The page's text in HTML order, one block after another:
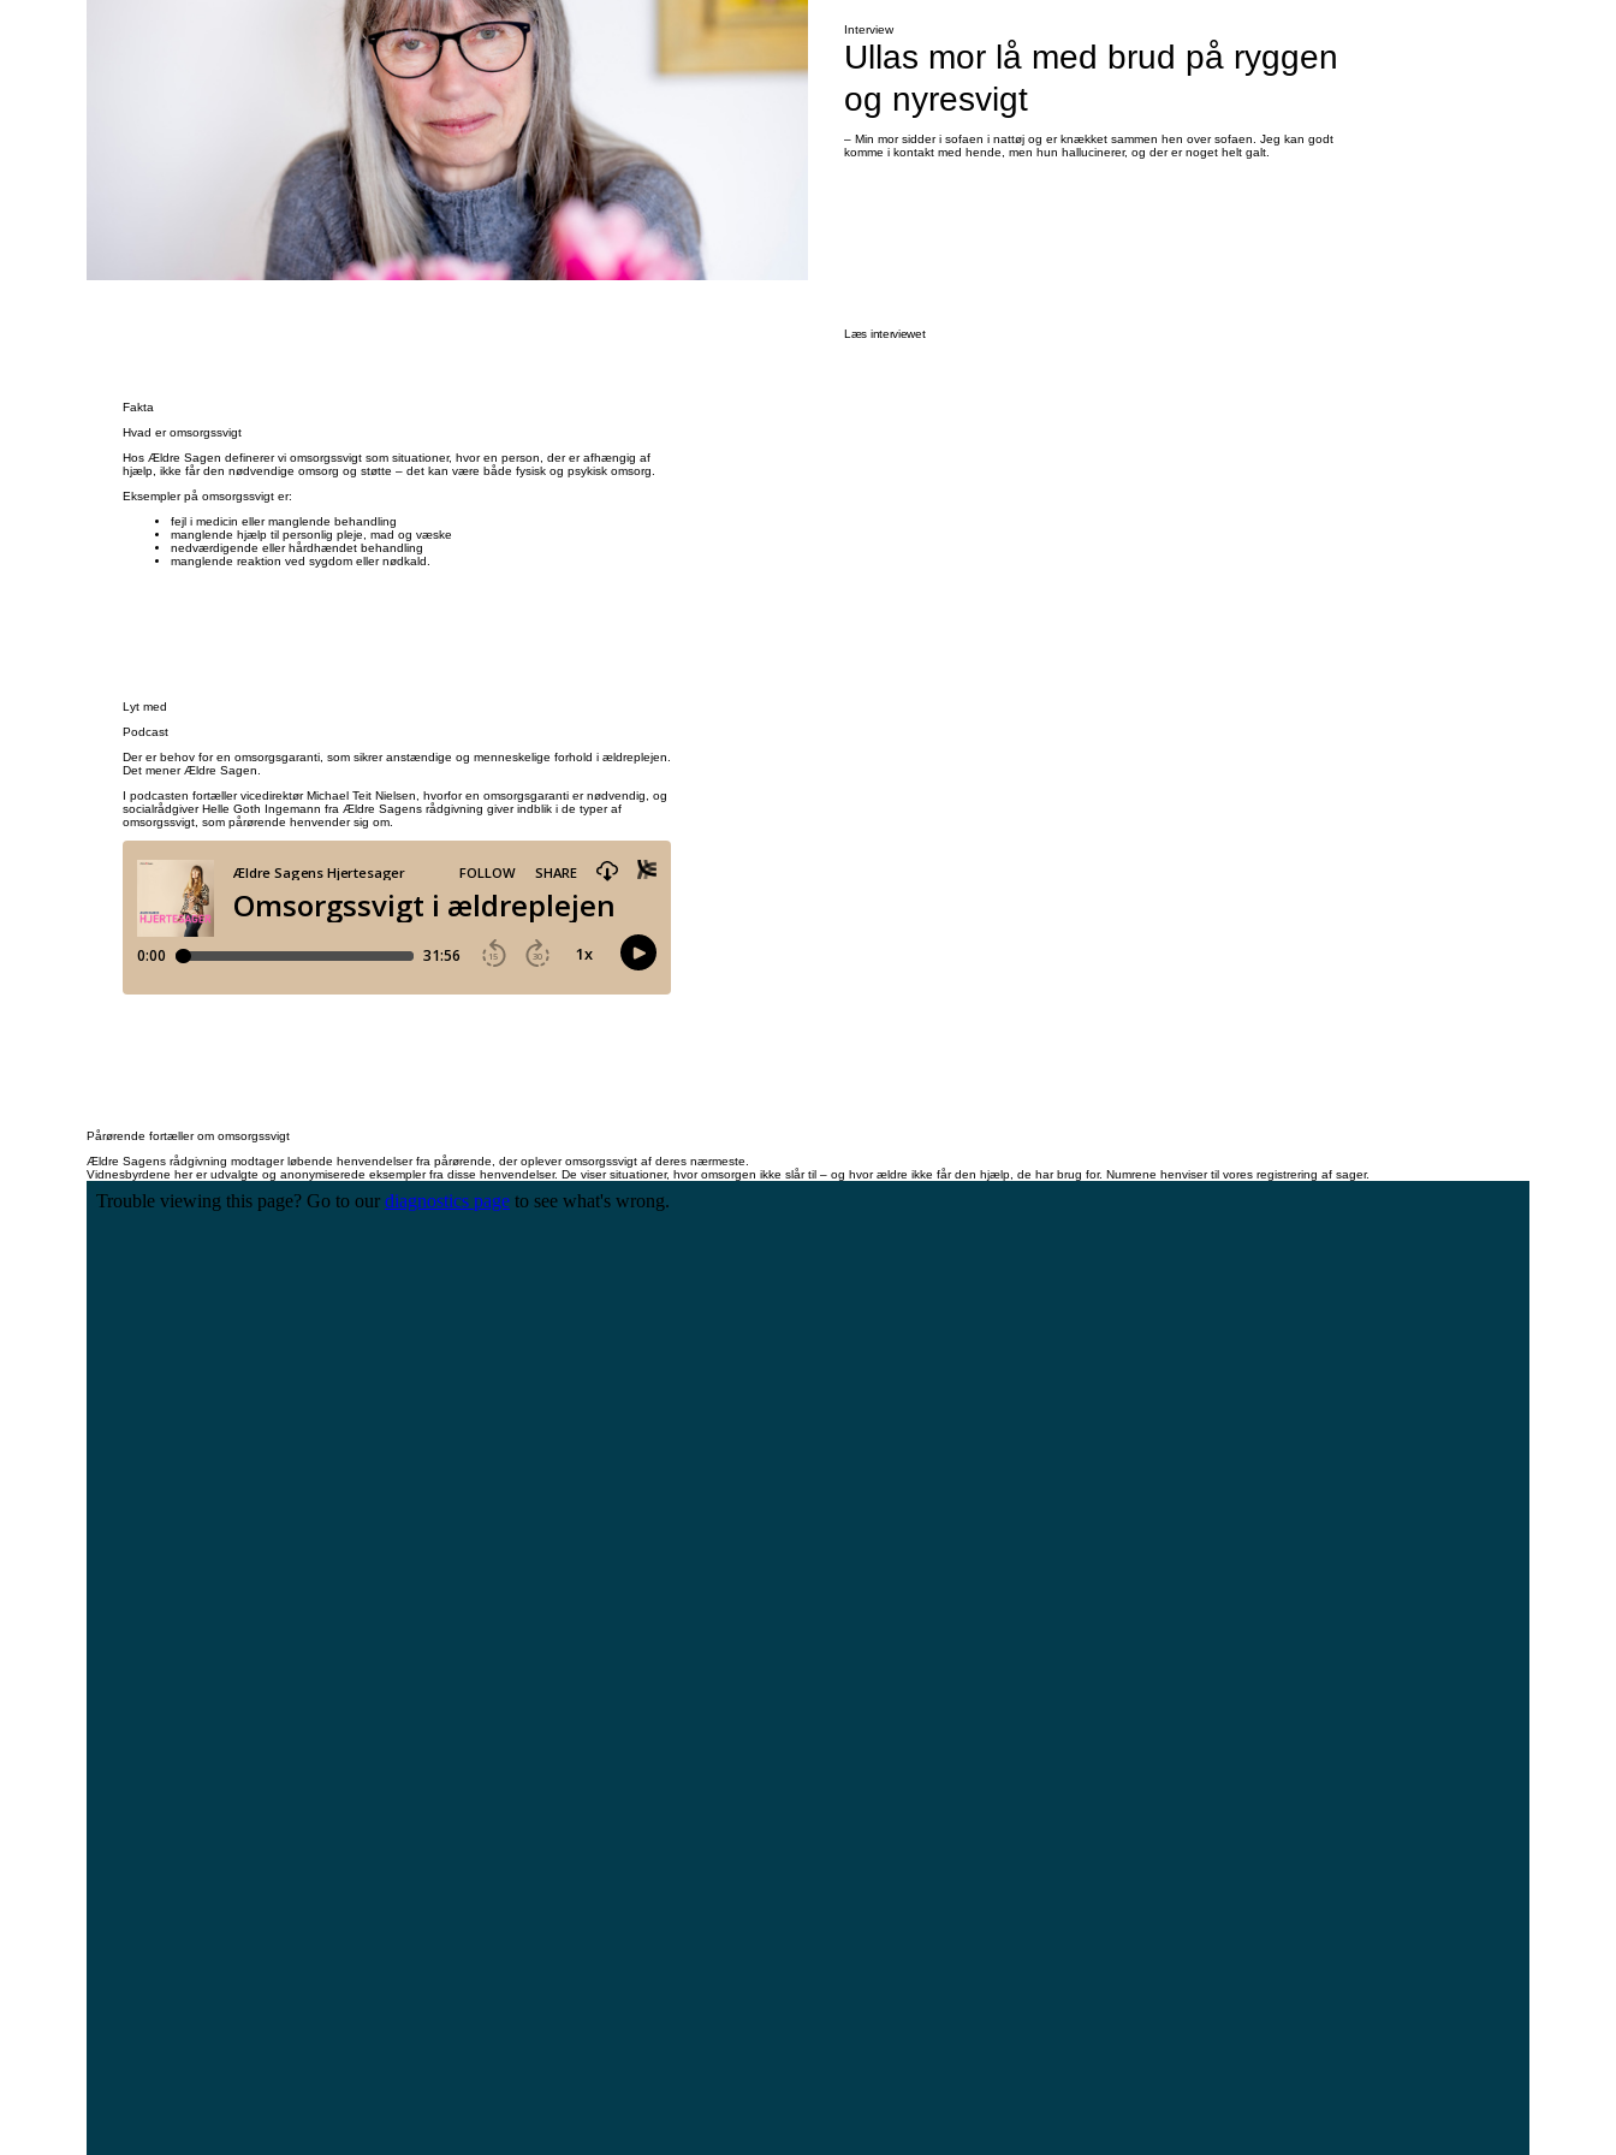
✅ tillid til, at bekymringer fra pårørende tages alvorligt.
✅ en ældreombudsmand, der griber ind, når kommuner fejler.
✅ vished for at kommunerne bruger de penge, de har fået til ældreplejen, som tiltænkt.
👉🏽 Indfør omsorgsgaranti.
Interview
Ullas mor lå med brud på ryggen
og nyresvigt
– Min mor sidder i sofaen i nattøj og er knækket sammen hen over sofaen. Jeg kan godt
komme i kontakt med hende, men hun hallucinerer, og der er noget helt galt.
Læs interviewet
Fakta
Hvad er omsorgssvigt
Hos Ældre Sagen definerer vi omsorgssvigt som situationer, hvor en person, der er afhængig af
hjælp, ikke får den nødvendige omsorg og støtte – det kan være både fysisk og psykisk omsorg.
Eksempler på omsorgssvigt er:
fejl i medicin eller manglende behandling
manglende hjælp til personlig pleje, mad og væske
nedværdigende eller hårdhændet behandling
manglende reaktion ved sygdom eller nødkald.
Lyt med
Podcast
Der er behov for en omsorgsgaranti, som sikrer anstændige og menneskelige forhold i ældreplejen.
Det mener Ældre Sagen.
I podcasten fortæller vicedirektør Michael Teit Nielsen, hvorfor en omsorgsgaranti er nødvendig, og
socialrådgiver Helle Goth Ingemann fra Ældre Sagens rådgivning giver indblik i de typer af
omsorgssvigt, som pårørende henvender sig om.
Pårørende fortæller om omsorgssvigt
Ældre Sagens rådgivning modtager løbende henvendelser fra pårørende, der oplever omsorgssvigt af deres nærmeste.
Vidnesbyrdene her er udvalgte og anonymiserede eksempler fra disse henvendelser. De viser situationer, hvor omsorgen ikke slår til – og hvor ældre ikke får den hjælp, de har brug for. Numrene henviser til vores registrering af sager.